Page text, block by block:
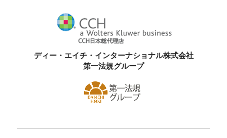
ディー・エイチ・インターナショナル株式会社
第一法規グループ